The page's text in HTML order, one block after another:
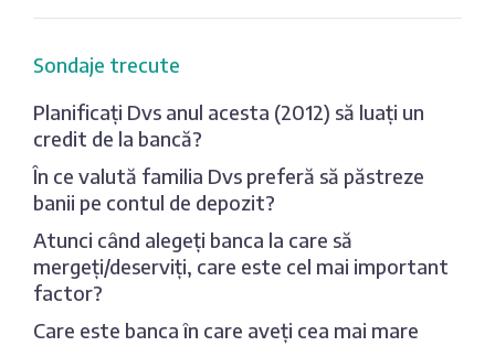
ProCredit Bank
Victoriabank
Sondaje trecute
Planificați Dvs anul acesta (2012) să luați un
credit de la bancă?
În ce valută familia Dvs preferă să păstreze
banii pe contul de depozit?
Atunci când alegeți banca la care să
mergeți/deserviți, care este cel mai important
factor?
Care este banca în care aveți cea mai mare